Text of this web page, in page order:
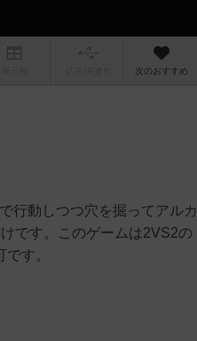
次のおすすめ
行動しつつ穴を掘ってアルカ
です。このゲームは2VS2の
す。